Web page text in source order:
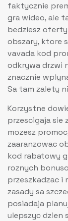
faktycznie
gra wideo, ale
bedziesz
obszary, ktore
vavada kod
odkrywa drzwi
znacznie
Sa tam zalety
Korzystne
przescigaja sie
mozesz
zaaranzowac
kod rabatowy
roznych
przeszkadzac i
zasady sa
posiadaja
ulepszyc dzien